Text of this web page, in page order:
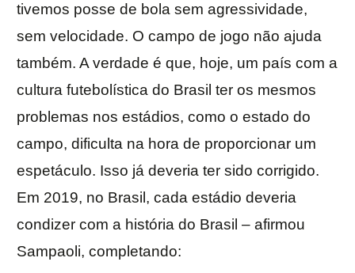
tivemos posse de bola sem agressividade,
sem velocidade. O campo de jogo não ajuda
também. A verdade é que, hoje, um país com a
cultura futebolística do Brasil ter os mesmos
problemas nos estádios, como o estado do
campo, dificulta na hora de proporcionar um
espetáculo. Isso já deveria ter sido corrigido.
Em 2019, no Brasil, cada estádio deveria
condizer com a história do Brasil – afirmou
Sampaoli, completando: